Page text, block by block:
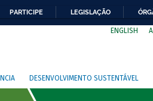
PARTICIPE LEGISLAÇÃO
ENGLISH
DESENVOLVIMENTO SUSTENTÁVEL